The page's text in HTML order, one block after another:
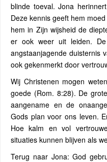
blinde toeval. Jona
Deze kennis geeft hem
hem in Zijn wijsheid de
er ook weer uit leiden.
angstaanjagende duisternis
ook gekenmerkt door
Wij Christenen mogen
goede (Rom. 8:28). De
aangename en de
Gods plan voor ons leven.
Hoe kalm en vol
situaties kunnen blijven als
Terug naar Jona: God